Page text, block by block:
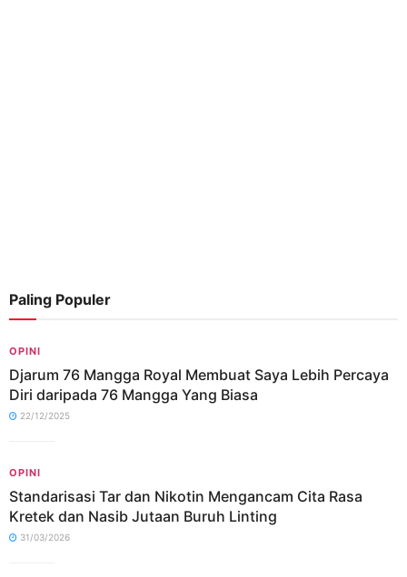
Paling Populer
OPINI
Djarum 76 Mangga Royal Membuat Saya Lebih Percaya
Diri daripada 76 Mangga Yang Biasa
22/12/2025
OPINI
Standarisasi Tar dan Nikotin Mengancam Cita Rasa
Kretek dan Nasib Jutaan Buruh Linting
31/03/2026